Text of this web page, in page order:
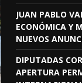
JUAN PABLO
ECONÓMICA Y
NUEVOS
DIPUTADAS
APERTURA